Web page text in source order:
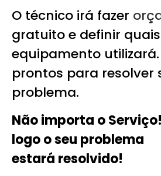
O técnico irá fazer
gratuito e definir
equipamento
prontos para resolver
problema.
Não importa o
logo o seu problema
estará resolvido!